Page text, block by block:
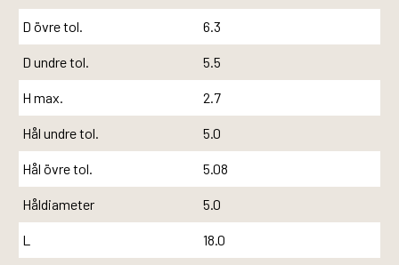
D övre tol. 6.3
D undre tol. 5.5
H max. 2.7
Hål undre tol. 5.0
Hål övre tol. 5.08
Håldiameter 5.0
L 18.0